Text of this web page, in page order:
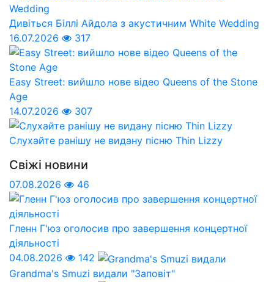
Дивіться Біллі Айдола з акустичним White Wedding
16.07.2026
317
Easy Street: вийшло нове відео Queens of the Stone
Age
14.07.2026
307
Слухайте ранішу не видану пісню Thin Lizzy
Свіжі новини
07.08.2026 46
Гленн Г'юз оголосив про завершення концертної
діяльності
04.08.2026
142
Grandma's Smuzi видали "Заповіт"